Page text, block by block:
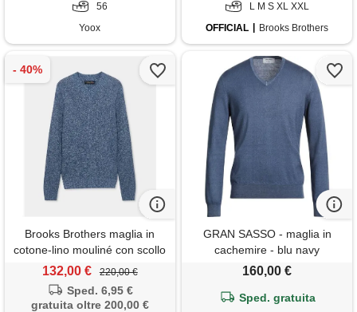
56
Yoox
L M S XL XXL
OFFICIAL
Brooks Brothers
Brooks Brothers maglia in
cotone-lino mouliné con scollo
a v denim
132,00 € 220,00 €
Sped. 6,95 €
gratuita oltre 200,00 €
GRAN SASSO - maglia in
cachemire - blu navy
160,00 €
Sped. gratuita